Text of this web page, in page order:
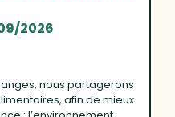
2026
nous partagerons
afin de mieux